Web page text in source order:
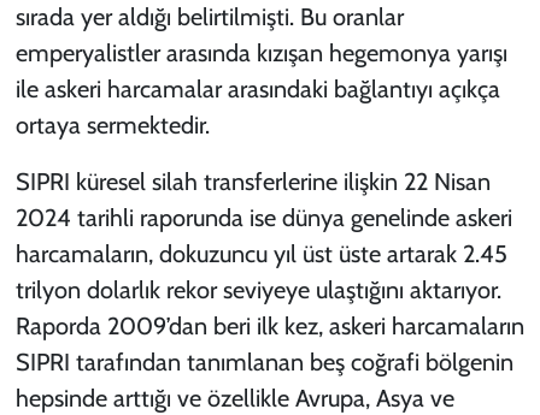
sırada yer aldığı belirtilmişti. Bu oranlar
emperyalistler arasında kızışan hegemonya yarışı
ile askeri harcamalar arasındaki bağlantıyı açıkça
ortaya sermektedir.
SIPRI küresel silah transferlerine ilişkin 22 Nisan
2024 tarihli raporunda ise dünya genelinde askeri
harcamaların, dokuzuncu yıl üst üste artarak 2.45
trilyon dolarlık rekor seviyeye ulaştığını aktarıyor.
Raporda 2009’dan beri ilk kez, askeri harcamaların
SIPRI tarafından tanımlanan beş coğrafi bölgenin
hepsinde arttığı ve özellikle Avrupa, Asya ve